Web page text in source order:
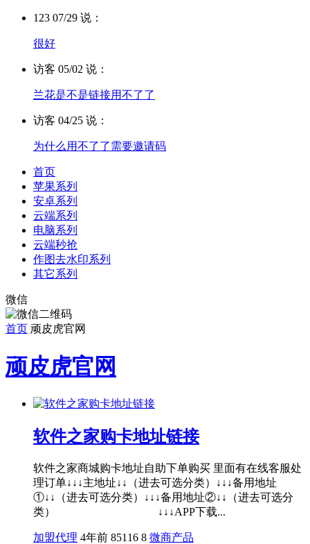
123 07/29 说：
很好
访客 05/02 说：
兰花是不是链接用不了了
访客 04/25 说：
为什么用不了了需要邀请码
首页
苹果系列
安卓系列
云端系列
电脑系列
云端秒抢
作图去水印系列
其它系列
微信
首页 顽皮虎官网
顽皮虎官网
软件之家购卡地址链接
软件之家商城购卡地址自助下单购买 里面有在线客服处
理订单↓↓↓主地址↓↓（进去可选分类）↓↓↓备用地址
①↓↓（进去可选分类）↓↓↓备用地址②↓↓（进去可选分
类） ↓↓↓APP下载...
加盟代理 4年前 85116 8 微商产品